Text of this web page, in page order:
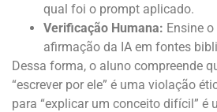
qual foi o prompt aplicado.
Verificação Humana: Ensine
afirmação da IA em fontes
Dessa forma, o aluno compreende
“escrever por ele” é uma violação
para “explicar um conceito difícil” é